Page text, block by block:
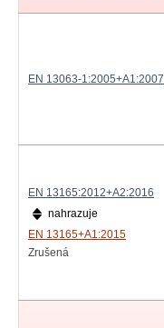
EN 13063-1:2005+A1:2007
EN 13165:2012+A2:2016
nahrazuje
EN 13165+A1:2015
Zrušená